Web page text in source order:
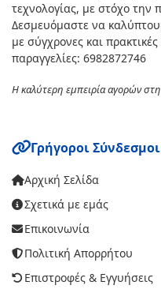
τεχνολογίας, με στόχο την
Δεσμευόμαστε να
με σύγχρονες και
παραγγελίες: 6982872746
Η καλύτερη εμπειρία αγορών
Γρήγοροι Σύνδεσμοι
Αρχική Σελίδα
Σχετικά με εμάς
Επικοινωνία
Πολιτική Απορρήτου
Επιστροφές & Εγγυήσεις